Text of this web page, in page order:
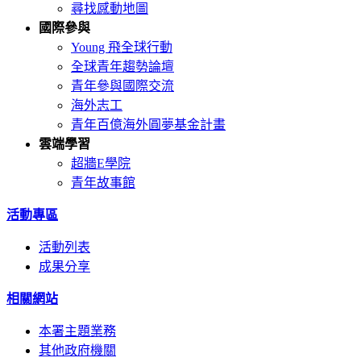
尋找感動地圖
國際參與
Young 飛全球行動
全球青年趨勢論壇
青年參與國際交流
海外志工
青年百億海外圓夢基金計畫
雲端學習
超牆E學院
青年故事館
活動專區
活動列表
成果分享
相關網站
本署主題業務
其他政府機關